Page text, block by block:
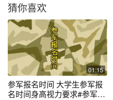
猜你喜欢
01:15
参军报名时间 大学生参军报
名时间身高视力要求#参军入